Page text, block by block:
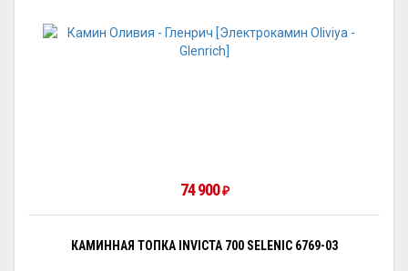
74 900 ₽
КАМИННАЯ ТОПКА INVICTA 700 SELENIC 6769-03